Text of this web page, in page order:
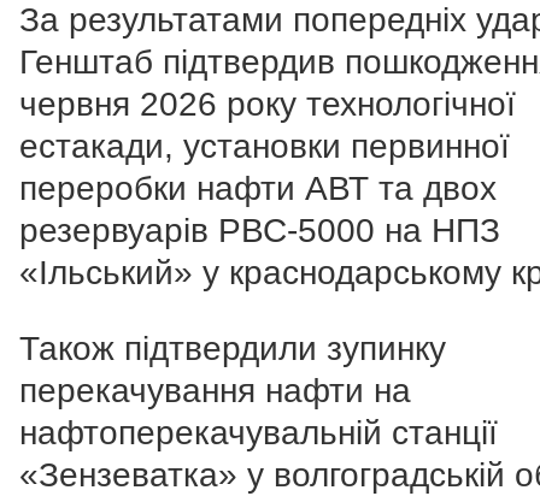
За результатами попередніх
Генштаб підтвердив
червня 2026 року технологічної
естакади, установки первинної
переробки нафти АВТ та двох
резервуарів РВС-5000 на НПЗ
«Ільський» у краснодарському
Також підтвердили зупинку
перекачування нафти на
нафтоперекачувальній станції
«Зензеватка» у волгоградській